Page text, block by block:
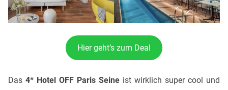
Hier geht’s zum Deal
Das 4* Hotel OFF Paris Seine ist wirklich super cool und